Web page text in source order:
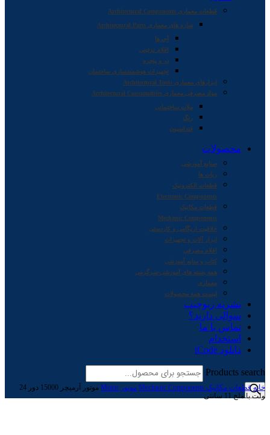
قطعات معماری Architectural Components
سازه های معماری Architectural Parts
آجرها
اقلام تزئینی
در و پنجره
تجهیزات هوشمندسازی ساختمان
ابزارهای معماری Architectural Tools
مواد مصرفی معماری Architectural Consumables
ملات ساختمانی
رنگ
فنداسیون
محصولات
صنایع آموزشی
ربات ها
قطعات الکترونیک
Electronic Components
قطعات مکانیک
Mechanic Components
خلاقیت اریگامی و کاردستی
ابزار آلات و تجهیزات
اقلام مصرفی
کتاب و منابع آموزشی
همه بسته های آموزشی-سرگرمی
معماری
لیست همه محصولات
نشریه ربوچیپ
سوالی دارید؟
تماس با ما
استخدام
دانلود iCode
Products search
خانه قطعات مکانیک Mechanic Components موتور Motor
موتور آرمیچر 15000 دور 24
ولت با ملخ 11 سانتی